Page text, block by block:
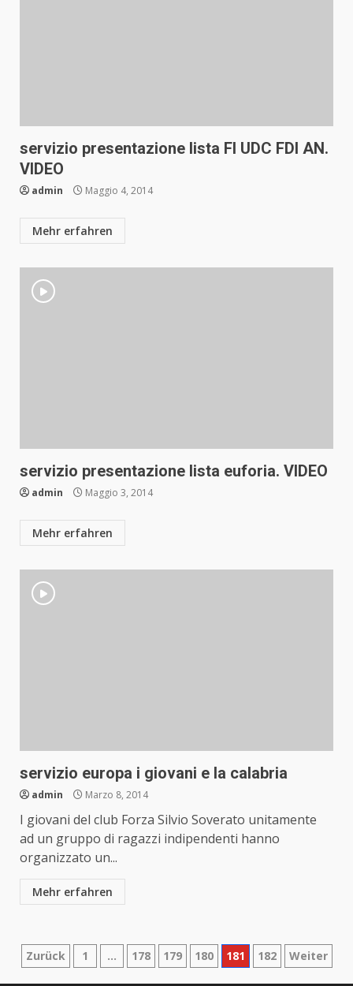
servizio presentazione lista FI UDC FDI AN.
VIDEO
admin Maggio 4, 2014
Mehr erfahren
servizio presentazione lista euforia. VIDEO
admin Maggio 3, 2014
Mehr erfahren
servizio europa i giovani e la calabria
admin Marzo 8, 2014
I giovani del club Forza Silvio Soverato unitamente
ad un gruppo di ragazzi indipendenti hanno
organizzato un...
Mehr erfahren
Paginazione
Zurück 1 … 178 179 180 181 182 Weiter